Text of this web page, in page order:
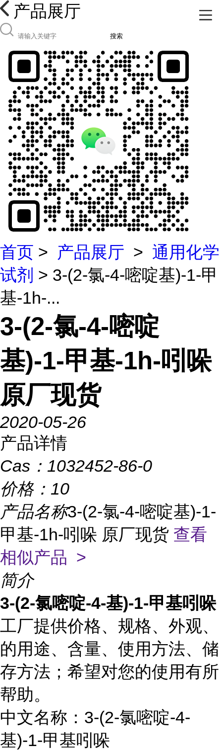
产品展厅
搜索
首页 > 产品展厅 > 通用化学
试剂 > 3-(2-氯-4-嘧啶基)-1-甲
基-1h-...
3-(2-氯-4-嘧啶
基)-1-甲基-1h-吲哚
原厂现货
2020-05-26
产品详情
Cas： 1032452-86-0
价格： 10
产品名称3-(2-氯-4-嘧啶基)-1-
甲基-1h-吲哚 原厂现货 查看
相似产品 >
简介
3-(2-氯嘧啶-4-基)-1-甲基吲哚
工厂提供价格、规格、外观、
的用途、含量、使用方法、储
存方法；希望对您的使用有所
帮助。
中文名称：3-(2-氯嘧啶-4-
基)-1-甲基吲哚